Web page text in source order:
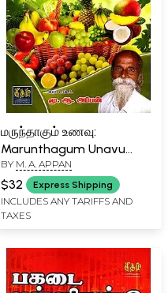
மருந்தாகும் உணவு:
Marunthagum Unavu
(Tamil)
BY M. A. APPAN
$32 Express Shipping
INCLUDES ANY TARIFFS AND
TAXES